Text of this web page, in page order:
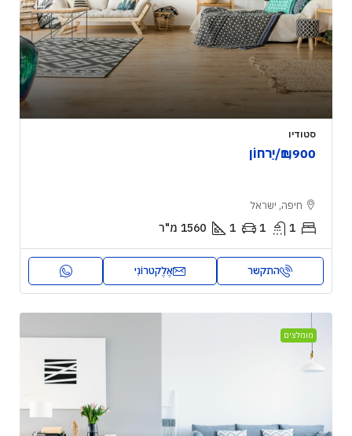
סטודיו
₪1,900/יַרחוֹן
חיפה, ישראל
1
1
1
1560 מ"ר
התקשר אֶלֶקטרוֹנִי
מומלצים